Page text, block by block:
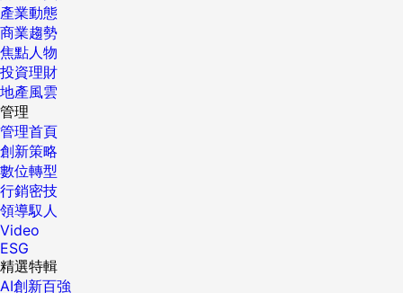
產業動態
商業趨勢
焦點人物
投資理財
地產風雲
管理
管理首頁
創新策略
數位轉型
行銷密技
領導馭人
Video
ESG
精選特輯
AI創新百強